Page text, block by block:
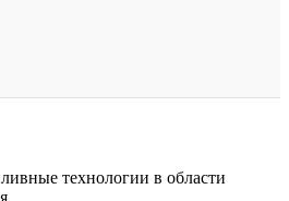
технологии в области